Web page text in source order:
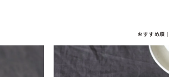
おすすめ順